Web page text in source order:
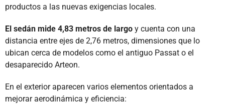
productos a las nuevas exigencias locales.
El sedán mide 4,83 metros de largo y cuenta con una
distancia entre ejes de 2,76 metros, dimensiones que lo
ubican cerca de modelos como el antiguo Passat o el
desaparecido Arteon.
En el exterior aparecen varios elementos orientados a
mejorar aerodinámica y eficiencia: